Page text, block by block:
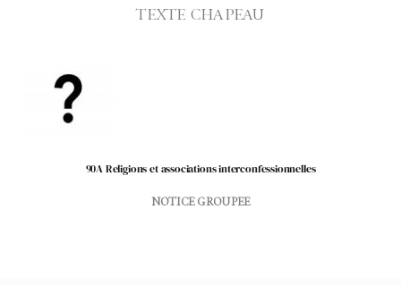
TEXTE CHAPEAU
90A Religions et associations interconfessionnelles
NOTICE GROUPEE